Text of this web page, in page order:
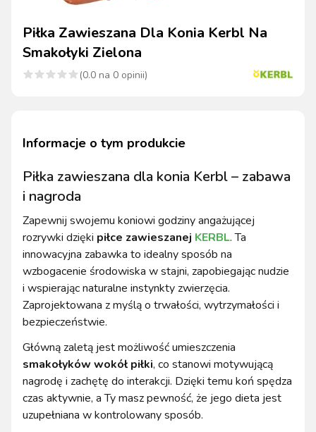
Piłka Zawieszana Dla Konia Kerbl Na
Smakołyki Zielona
(0.0 na 0 opinii)
Informacje o tym produkcie
Piłka zawieszana dla konia Kerbl – zabawa
i nagroda
Zapewnij swojemu koniowi godziny angażującej
rozrywki dzięki piłce zawieszanej KERBL. Ta
innowacyjna zabawka to idealny sposób na
wzbogacenie środowiska w stajni, zapobiegając nudzie
i wspierając naturalne instynkty zwierzęcia.
Zaprojektowana z myślą o trwałości, wytrzymałości i
bezpieczeństwie.
Główną zaletą jest możliwość umieszczenia
smakołyków wokół piłki, co stanowi motywującą
nagrodę i zachętę do interakcji. Dzięki temu koń spędza
czas aktywnie, a Ty masz pewność, że jego dieta jest
uzupełniana w kontrolowany sposób.